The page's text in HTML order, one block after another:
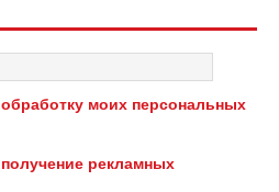
обработку моих персональных
получение рекламных